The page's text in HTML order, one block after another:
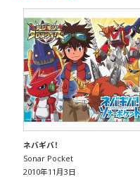
ネバギバ！
Sonar Pocket
2010年11月3日